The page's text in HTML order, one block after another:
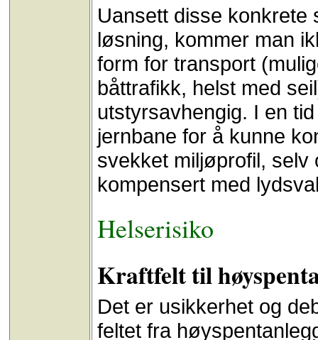
Uansett disse konkrete
løsning, kommer man
form for transport
båttrafikk, helst med
utstyrsavhengig. I en
jernbane for å kunne
svekket miljøprofil,
kompensert med
Helserisiko
Kraftfelt til
Det er usikkerhet og
feltet fra